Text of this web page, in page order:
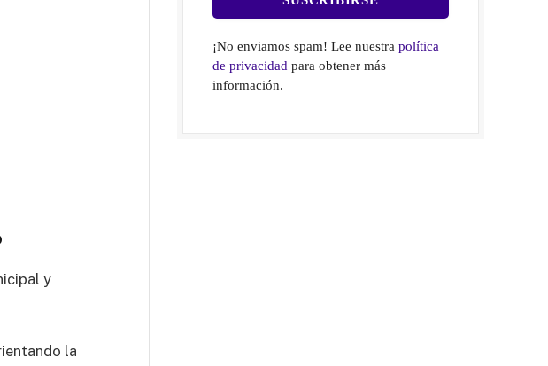
y
la
¡No enviamos spam! Lee nuestrapolítica
de privacidad para obtener más
información.